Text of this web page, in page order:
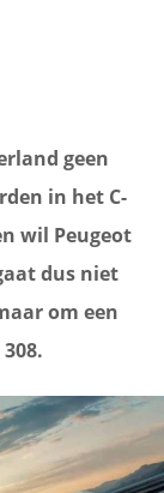
geen
in het C-
wil Peugeot
dus niet
om een